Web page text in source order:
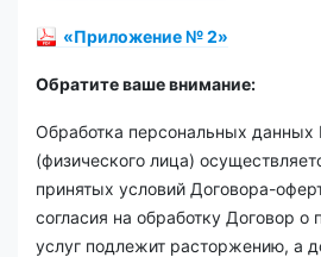
«Приложение № 2»
Обратите ваше внимание:
Обработка персональных данных
(физического лица)
принятых условий Договора-
согласия на обработку Договор о
услуг подлежит расторжению, а